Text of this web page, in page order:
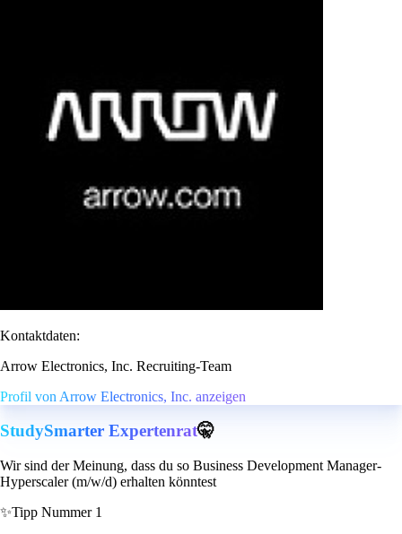
Kontaktdaten:
Arrow Electronics, Inc. Recruiting-Team
Profil von Arrow Electronics, Inc. anzeigen
StudySmarter Expertenrat🤫
Wir sind der Meinung, dass du so Business Development Manager-
Hyperscaler (m/w/d) erhalten könntest
✨Tipp Nummer 1